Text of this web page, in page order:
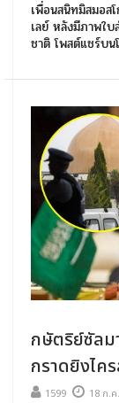
เพื่อนสนิทมิสมอส
เลย์ หลังมีภาพใ
ชาติ โพสต์แชร์บน
กษัตริย์ซัลม
กราดยิงไค
1599 18 ก.